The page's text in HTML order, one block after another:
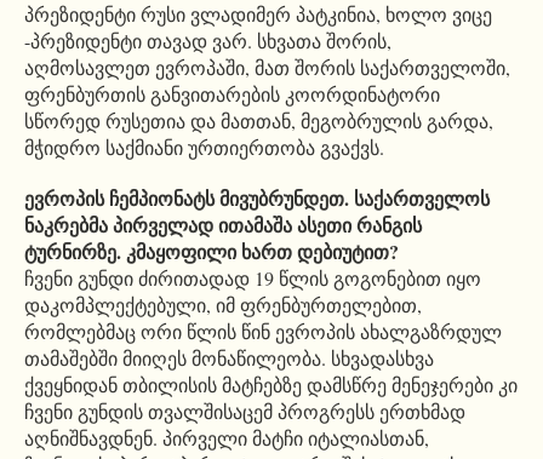
პრეზიდენტი რუსი ვლადიმერ პატკინია, ხოლო ვიცე
-პრეზიდენტი თავად ვარ. სხვათა შორის,
აღმოსავლეთ ევროპაში, მათ შორის საქართველოში,
ფრენბურთის განვითარების კოორდინატორი
სწორედ რუსეთია და მათთან, მეგობრულის გარდა,
მჭიდრო საქმიანი ურთიერთობა გვაქვს.
ევროპის ჩემპიონატს მივუბრუნდეთ. საქართველოს
ნაკრებმა პირველად ითამაშა ასეთი რანგის
ტურნირზე. კმაყოფილი ხართ დებიუტით?
ჩვენი გუნდი ძირითადად 19 წლის გოგონებით იყო
დაკომპლექტებული, იმ ფრენბურთელებით,
რომლებმაც ორი წლის წინ ევროპის ახალგაზრდულ
თამაშებში მიიღეს მონაწილეობა. სხვადასხვა
ქვეყნიდან თბილისის მატჩებზე დამსწრე მენეჯერები კი
ჩვენი გუნდის თვალშისაცემ პროგრესს ერთხმად
აღნიშნავდნენ. პირველი მატჩი იტალიასთან,